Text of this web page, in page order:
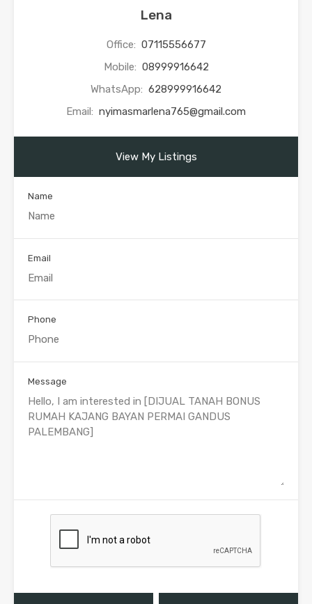
Lena
Office: 07115556677
Mobile: 08999916642
WhatsApp: 628999916642
Email: nyimasmarlena765@gmail.com
View My Listings
Name
Email
Phone
Message